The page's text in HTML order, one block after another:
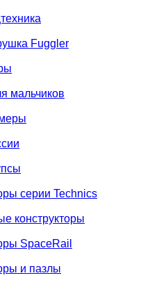
Fuggler
мальчиков
серии Technics
конструкторы
SpaceRail
и пазлы